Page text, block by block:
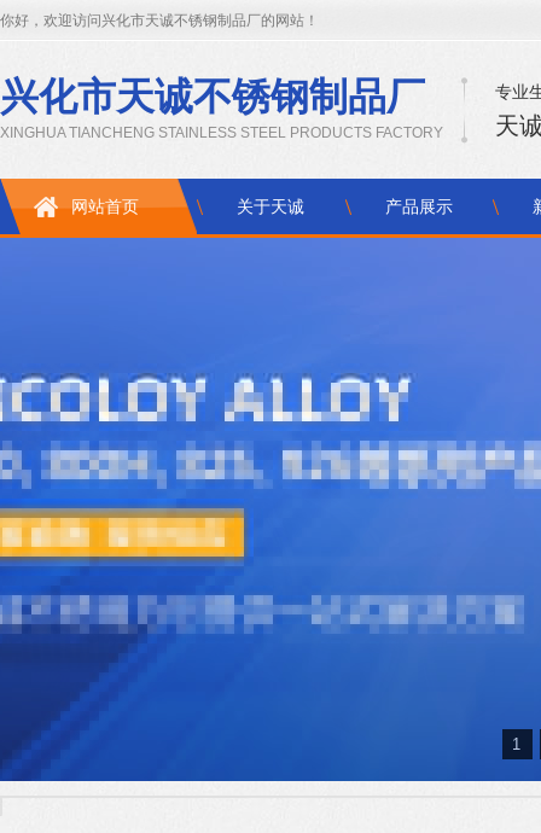
你好，欢迎访问兴化市天诚不锈钢制品厂的网站！
兴化市天诚不锈钢制品厂
XINGHUA TIANCHENG STAINLESS STEEL PRODUCTS FACTORY
专业
天
网站首页 关于天诚 产品展示
1